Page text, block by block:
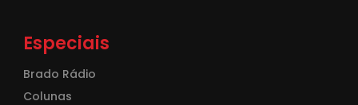
Especiais
Brado Rádio
Colunas